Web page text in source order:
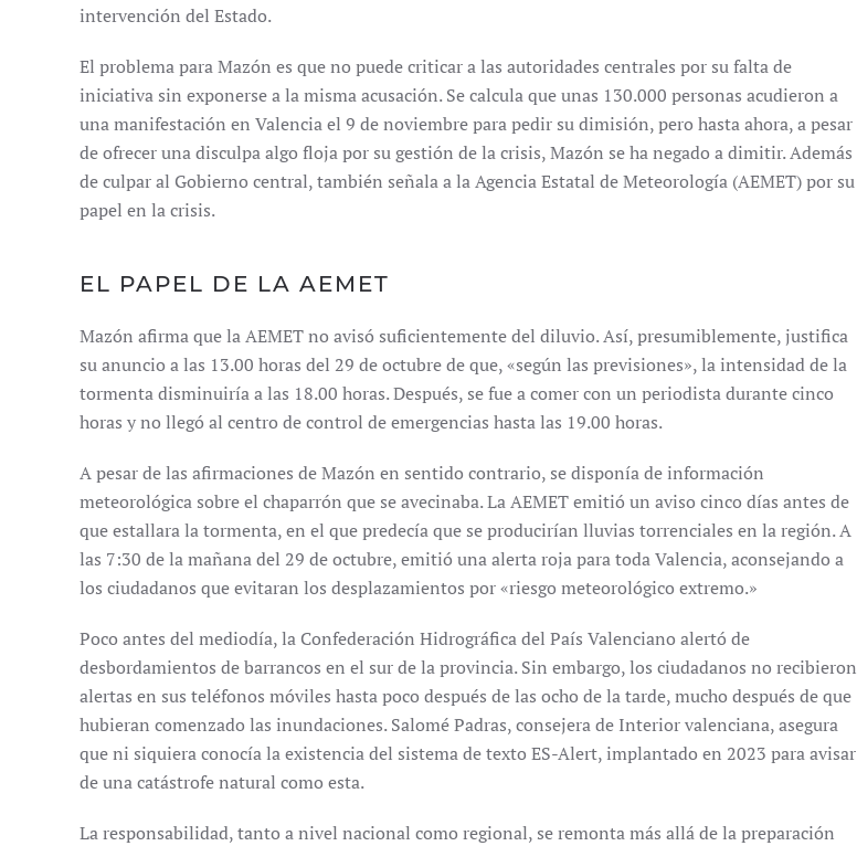
intervención del Estado.
El problema para Mazón es que no puede criticar a las autoridades centrales por su falta de
iniciativa sin exponerse a la misma acusación. Se calcula que unas 130.000 personas acudieron a
una manifestación en Valencia el 9 de noviembre para pedir su dimisión, pero hasta ahora, a pesar
de ofrecer una disculpa algo floja por su gestión de la crisis, Mazón se ha negado a dimitir. Además
de culpar al Gobierno central, también señala a la Agencia Estatal de Meteorología (AEMET) por su
papel en la crisis.
EL PAPEL DE LA AEMET
Mazón afirma que la AEMET no avisó suficientemente del diluvio. Así, presumiblemente, justifica
su anuncio a las 13.00 horas del 29 de octubre de que, «según las previsiones», la intensidad de la
tormenta disminuiría a las 18.00 horas. Después, se fue a comer con un periodista durante cinco
horas y no llegó al centro de control de emergencias hasta las 19.00 horas.
A pesar de las afirmaciones de Mazón en sentido contrario, se disponía de información
meteorológica sobre el chaparrón que se avecinaba. La AEMET emitió un aviso cinco días antes de
que estallara la tormenta, en el que predecía que se producirían lluvias torrenciales en la región. A
las 7:30 de la mañana del 29 de octubre, emitió una alerta roja para toda Valencia, aconsejando a
los ciudadanos que evitaran los desplazamientos por «riesgo meteorológico extremo.»
Poco antes del mediodía, la Confederación Hidrográfica del País Valenciano alertó de
desbordamientos de barrancos en el sur de la provincia. Sin embargo, los ciudadanos no recibieron
alertas en sus teléfonos móviles hasta poco después de las ocho de la tarde, mucho después de que
hubieran comenzado las inundaciones. Salomé Padras, consejera de Interior valenciana, asegura
que ni siquiera conocía la existencia del sistema de texto ES-Alert, implantado en 2023 para avisar
de una catástrofe natural como esta.
La responsabilidad, tanto a nivel nacional como regional, se remonta más allá de la preparación